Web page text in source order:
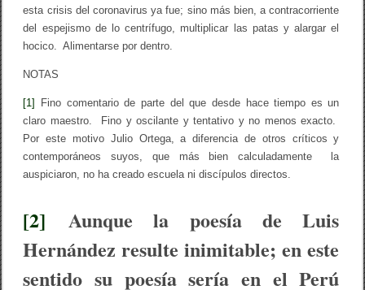
esta crisis del coronavirus ya fue; sino más bien, a contracorriente
del espejismo de lo centrífugo, multiplicar las patas y alargar el
hocico. Alimentarse por dentro.
NOTAS
[1]
Fino comentario de parte del que desde hace tiempo es un
claro maestro. Fino y oscilante y tentativo y no menos exacto.
Por este motivo Julio Ortega, a diferencia de otros críticos y
contemporáneos suyos, que más bien calculadamente la
auspiciaron, no ha creado escuela ni discípulos directos.
[2] Aunque la poesía de Luis
Hernández resulte inimitable; en este
sentido su poesía sería en el Perú